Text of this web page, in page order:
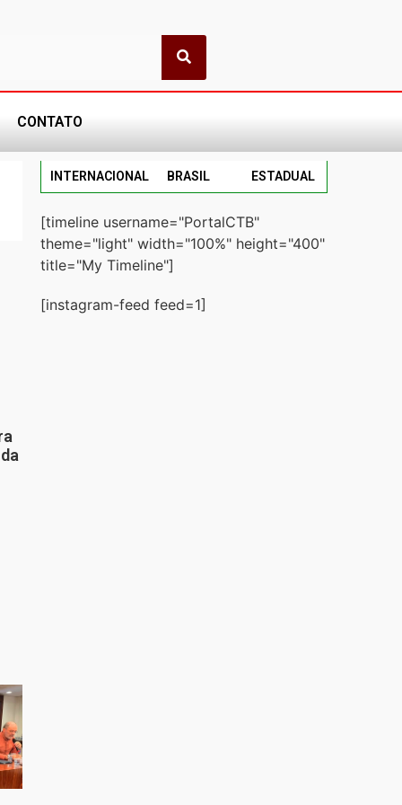
CONTATO
INTERNACIONAL BRASIL ESTADUAL
[timeline username="PortalCTB"
theme="light" width="100%" height="400"
title="My Timeline"]
[instagram-feed feed=1]